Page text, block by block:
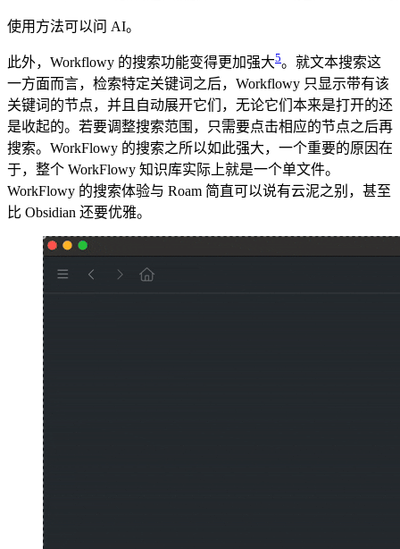
使用方法可以问 AI。
此外，Workflowy 的搜索功能变得更加强大5。就文本搜索这
一方面而言，检索特定关键词之后，Workflowy 只显示带有该
关键词的节点，并且自动展开它们，无论它们本来是打开的还
是收起的。若要调整搜索范围，只需要点击相应的节点之后再
搜索。WorkFlowy 的搜索之所以如此强大，一个重要的原因在
于，整个 WorkFlowy 知识库实际上就是一个单文件。
WorkFlowy 的搜索体验与 Roam 简直可以说有云泥之别，甚至
比 Obsidian 还要优雅。